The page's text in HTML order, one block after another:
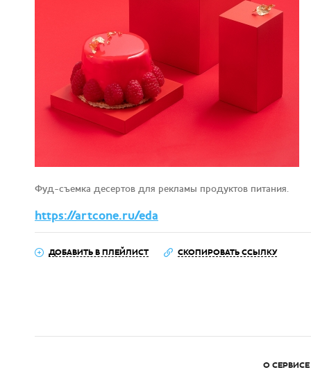
Фуд-съемка десертов для рекламы продуктов питания.
https://artcone.ru/eda
ДОБАВИТЬ В ПЛЕЙЛИСТ СКОПИРОВАТЬ ССЫЛКУ
О СЕРВИСЕ